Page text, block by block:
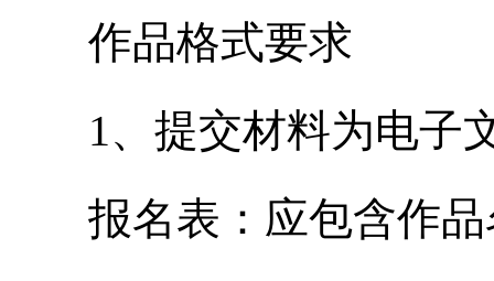
作品格式要求
1、提交材料为电子文
报名表：应包含作品